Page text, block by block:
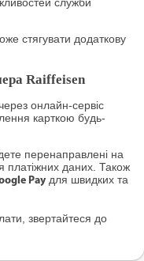
служби
стягувати додаткову
Raiffeisen
онлайн-сервіс
карткою будь-
перенаправлені на
платіжних даних. Також
Pay для швидких та
звертайтеся до